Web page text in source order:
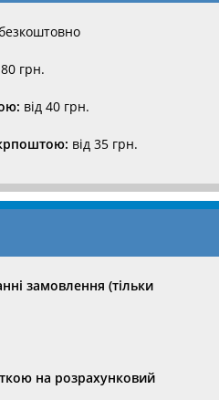
80 грн.
від 40 грн.
від 35 грн.
замовлення (тільки
на розрахунковий